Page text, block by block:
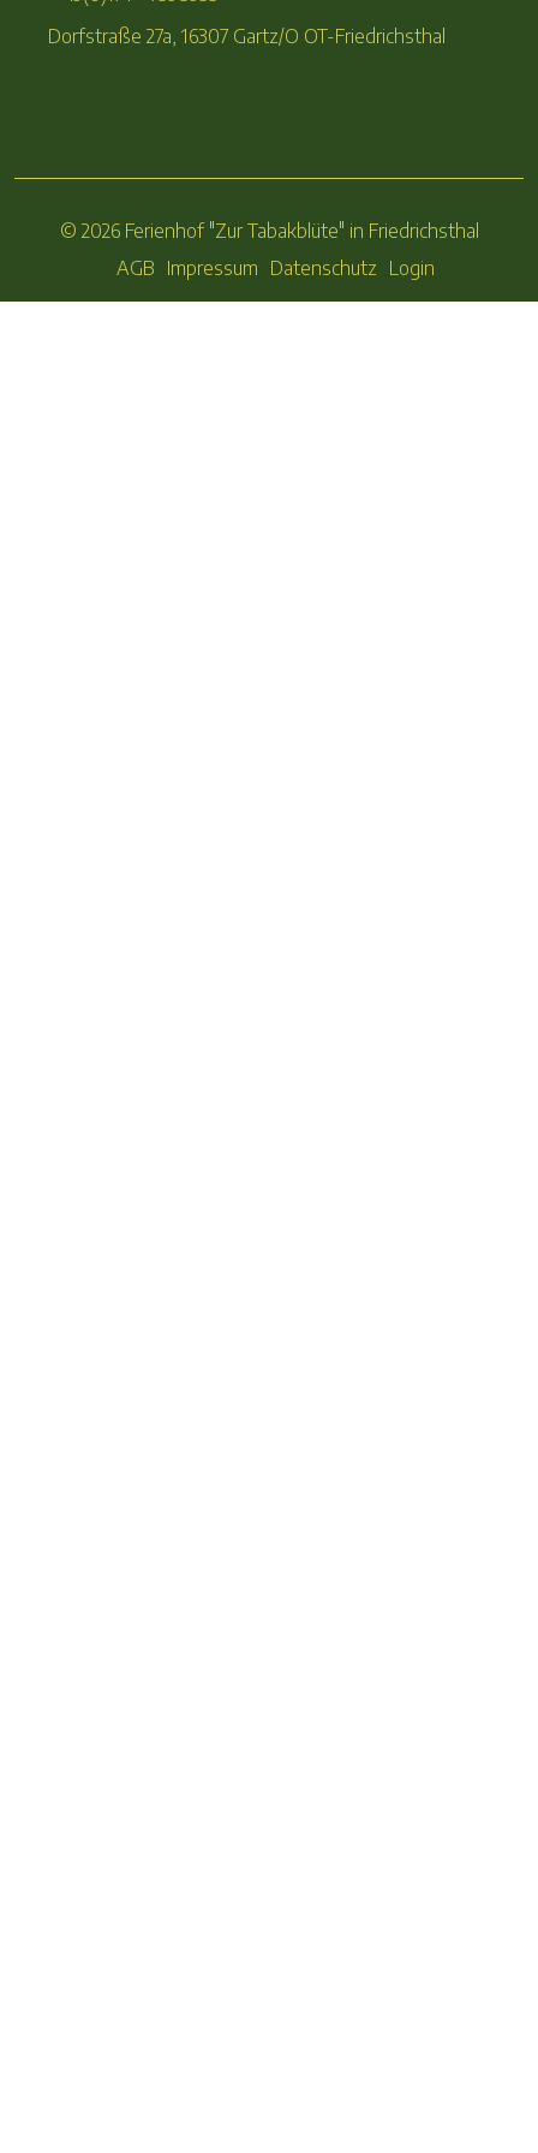
Dorfstraße 27a, 16307 Gartz/O OT-Friedrichsthal
© 2026 Ferienhof "Zur Tabakblüte" in Friedrichsthal
AGB Impressum Datenschutz Login